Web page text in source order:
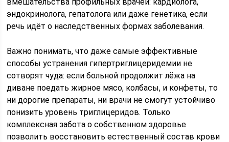
эндокринолога, гепатолога или даже генетика, если
речь идёт о наследственных формах заболевания.
Важно понимать, что даже самые эффективные
способы устранения гипертриглицеридемии не
сотворят чуда: если больной продолжит лёжа на
диване поедать жирное мясо, колбасы, и конфеты, то
ни дорогие препараты, ни врачи не смогут устойчиво
понизить уровень триглицеридов. Только
комплексная забота о собственном здоровье
позволить восстановить естественный состав крови